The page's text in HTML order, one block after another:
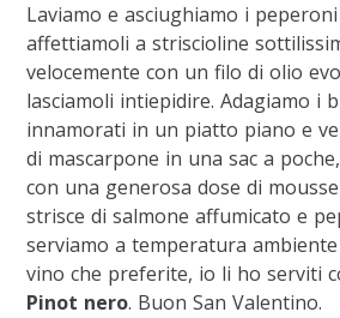
Laviamo e asciughiamo i
affettiamoli a striscioline
velocemente con un filo di olio
lasciamoli intiepidire. Adagiamo i
innamorati in un piatto piano e
di mascarpone in una sac a
con una generosa dose di
strisce di salmone affumicato e
serviamo a temperatura
vino che preferite, io li ho serviti
Pinot nero. Buon San Valentino.